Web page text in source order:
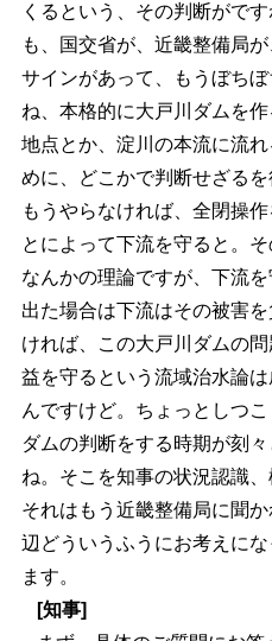
くるという、その判断がで
も、国交省が、近畿整備局
サインがあって、もうぼち
ね、本格的に大戸川ダムを
地点とか、淀川の本流に流
めに、どこかで判断せざる
もうやらなければ、全閉操
とによって下流を守ると。
なんかの理論ですが、下流
出た場合は下流はその被害
ければ、この大戸川ダムの
益を守るという流域治水論
んですけど。ちょっとしつ
ダムの判断をする時期が刻
ね。そこを知事の状況認識
それはもう近畿整備局に聞
辺どういうふうにお考えに
ます。
[知事]